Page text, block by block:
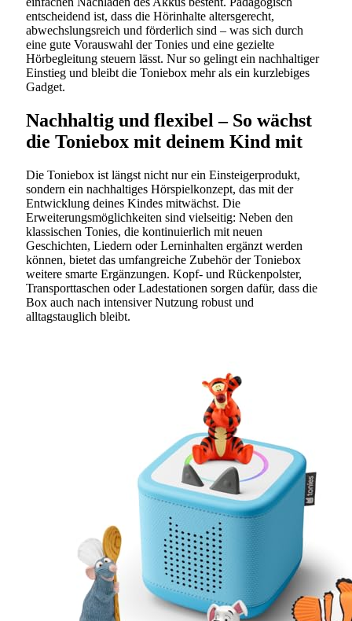
entscheidend ist, dass die Hörinhalte altersgerecht,
abwechslungsreich und förderlich sind – was sich durch
eine gute Vorauswahl der Tonies und eine gezielte
Hörbegleitung steuern lässt. Nur so gelingt ein nachhaltiger
Einstieg und bleibt die Toniebox mehr als ein kurzlebiges
Gadget.
Nachhaltig und flexibel – So wächst
die Toniebox mit deinem Kind mit
Die Toniebox ist längst nicht nur ein Einsteigerprodukt,
sondern ein nachhaltiges Hörspielkonzept, das mit der
Entwicklung deines Kindes mitwächst. Die
Erweiterungsmöglichkeiten sind vielseitig: Neben den
klassischen Tonies, die kontinuierlich mit neuen
Geschichten, Liedern oder Lerninhalten ergänzt werden
können, bietet das umfangreiche Zubehör der Toniebox
weitere smarte Ergänzungen. Kopf- und Rückenpolster,
Transporttaschen oder Ladestationen sorgen dafür, dass die
Box auch nach intensiver Nutzung robust und
alltagstauglich bleibt.